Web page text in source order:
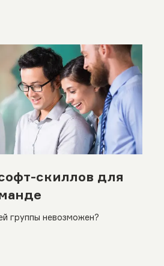
скиллов для
группы невозможен?